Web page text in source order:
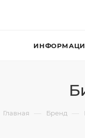
Главная — Бренд —